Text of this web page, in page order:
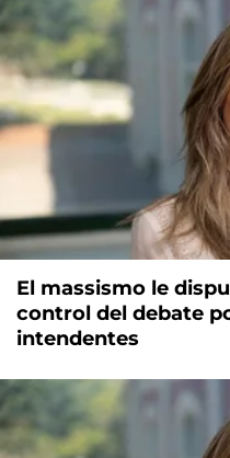
El massismo le
control del debate
intendentes